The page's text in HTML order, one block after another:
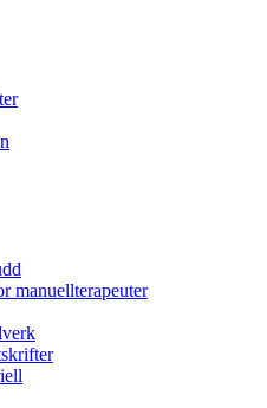
manuellterapeuter